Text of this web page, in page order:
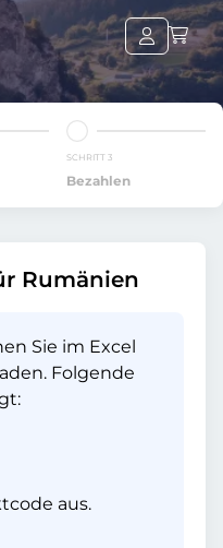
SCHRITT 3
Bezahlen
Rumänien
Sie im Excel
Folgende
aus.